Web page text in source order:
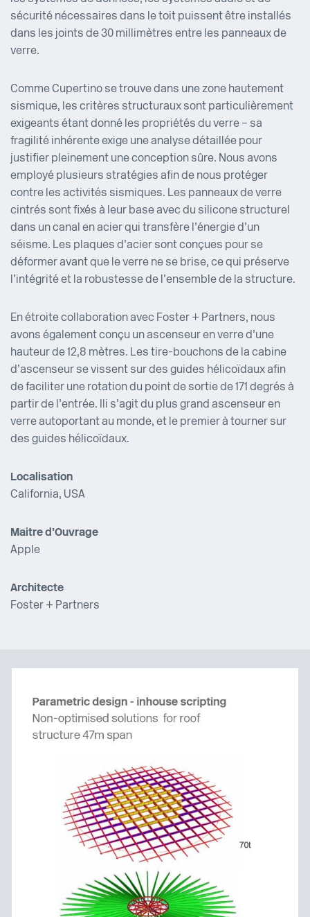
sécurité nécessaires dans le toit puissent être installés
dans les joints de 30 millimètres entre les panneaux de
verre.
Comme Cupertino se trouve dans une zone hautement
sismique, les critères structuraux sont particulièrement
exigeants étant donné les propriétés du verre – sa
fragilité inhérente exige une analyse détaillée pour
justifier pleinement une conception sûre. Nous avons
employé plusieurs stratégies afin de nous protéger
contre les activités sismiques. Les panneaux de verre
cintrés sont fixés à leur base avec du silicone structurel
dans un canal en acier qui transfère l’énergie d’un
séisme. Les plaques d’acier sont conçues pour se
déformer avant que le verre ne se brise, ce qui préserve
l’intégrité et la robustesse de l’ensemble de la structure.
En étroite collaboration avec Foster + Partners, nous
avons également conçu un ascenseur en verre d’une
hauteur de 12,8 mètres. Les tire-bouchons de la cabine
d’ascenseur se vissent sur des guides hélicoïdaux afin
de faciliter une rotation du point de sortie de 171 degrés à
partir de l’entrée. Ili s’agit du plus grand ascenseur en
verre autoportant au monde, et le premier à tourner sur
des guides hélicoïdaux.
Localisation
California, USA
Maitre d’Ouvrage
Apple
Architecte
Foster + Partners